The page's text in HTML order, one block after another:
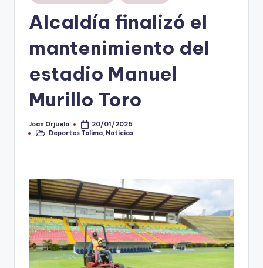
en
Alcaldía finalizó el
mantenimiento del
estadio Manuel
Murillo Toro
Publicado
por
Joan Orjuela
20/01/2026
Publicado
Deportes Tolima Noticias